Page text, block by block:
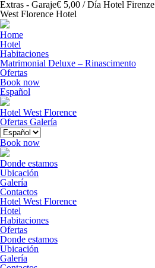
Extras - Garaje€ 5,00 / Día Hotel Firenze
West Florence Hotel
Home
Hotel
Habitaciones
Matrimonial Deluxe – Rinascimento
Ofertas
Book now
Español
Hotel West Florence
Ofertas Galería
Book now
Donde estamos
Ubicación
Galería
Contactos
Hotel West Florence
Hotel
Habitaciones
Ofertas
Donde estamos
Ubicación
Galería